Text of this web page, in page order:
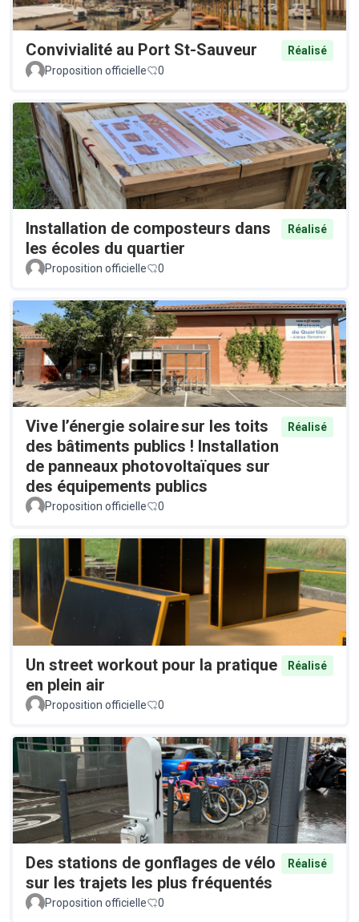
Convivialité au Port St-Sauveur
Réalisé
Proposition officielle
0
Installation de composteurs dans
les écoles du quartier
Réalisé
Proposition officielle 0
Vive l’énergie solaire sur les toits
des bâtiments publics ! Installation
de panneaux photovoltaïques sur
des équipements publics
Réalisé
Proposition officielle 0
Un street workout pour la pratique
en plein air
Réalisé
Proposition officielle 0
Des stations de gonflages de vélo
sur les trajets les plus fréquentés
Réalisé
Proposition officielle 0